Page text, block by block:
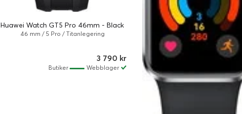
Huawei Watch GT5 Pro 46mm - Black
46 mm / 5 Pro / Titanlegering
3 790 kr
Webblager
Butiker